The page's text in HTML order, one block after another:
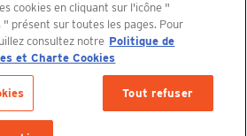
le PUBLICISDRUGSTORE
cookies en cliquant sur l'icône "
présent sur toutes les pages. Pour
consultez notre Politique de
et Charte Cookies
Tout refuser